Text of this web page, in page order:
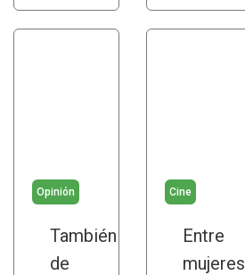
Opinión
También
de
Cine
Entre
mujeres